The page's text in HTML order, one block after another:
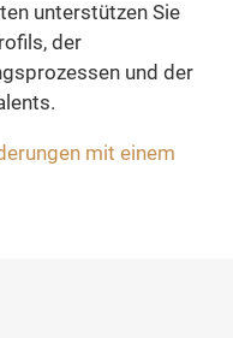
unterstützen Sie
der
und der
mit einem